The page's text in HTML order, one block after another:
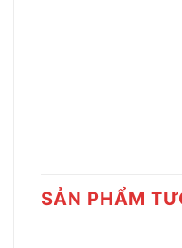
SẢN PHẨM